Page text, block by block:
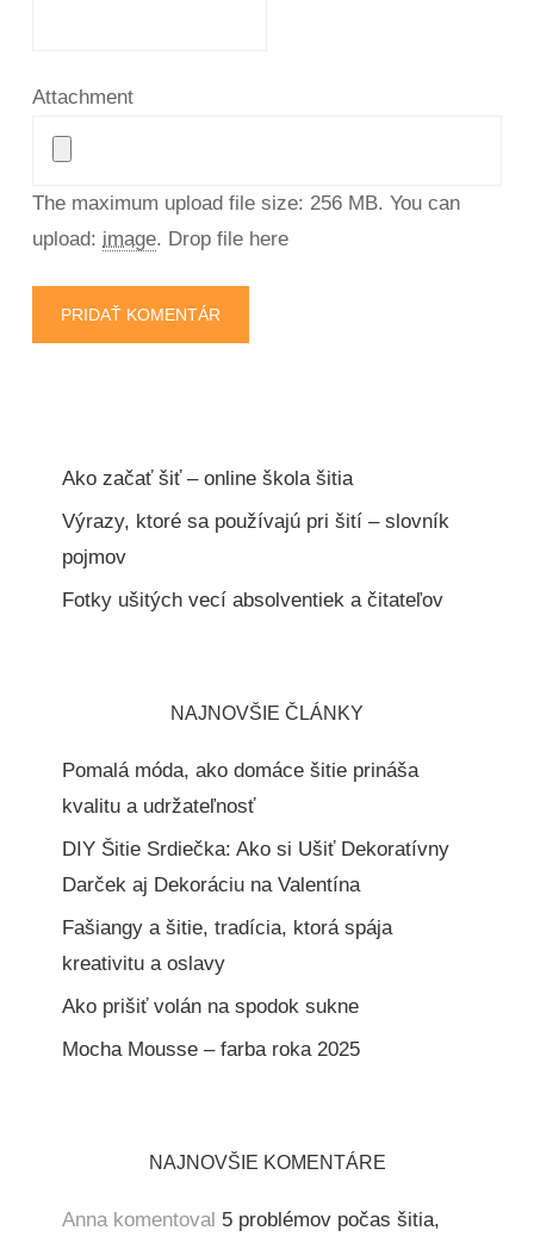
Attachment
The maximum upload file size: 256 MB.You can
upload: image. Drop file here
Ako začať šiť – online škola šitia
Výrazy, ktoré sa používajú pri šití – slovník
pojmov
Fotky ušitých vecí absolventiek a čitateľov
NAJNOVŠIE ČLÁNKY
Pomalá móda, ako domáce šitie prináša
kvalitu a udržateľnosť
DIY Šitie Srdiečka: Ako si Ušiť Dekoratívny
Darček aj Dekoráciu na Valentína
Fašiangy a šitie, tradícia, ktorá spája
kreativitu a oslavy
Ako prišiť volán na spodok sukne
Mocha Mousse – farba roka 2025
NAJNOVŠIE KOMENTÁRE
Annakomentoval 5 problémov počas šitia,